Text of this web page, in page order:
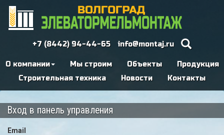
+7 (8442) 94-44-65 info@montaj.ru
О компании Мы строим Объекты
Продукция
Строительная техника
Новости Контакты
Вход в панель управления
Email